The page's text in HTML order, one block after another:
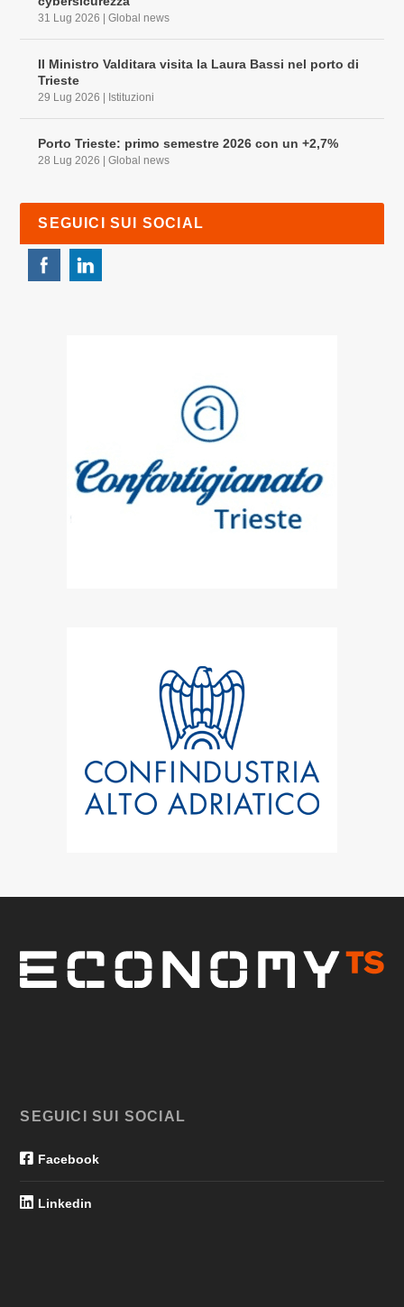
31 Lug 2026 |Global news
Il Ministro Valditara visita la Laura Bassi nel porto di
Trieste
29 Lug 2026 Istituzioni
Porto Trieste: primo semestre 2026 con un +2,7%
28 Lug 2026 |Global news
SEGUICI SUI SOCIAL
SEGUICI SUI SOCIAL
Facebook
Linkedin